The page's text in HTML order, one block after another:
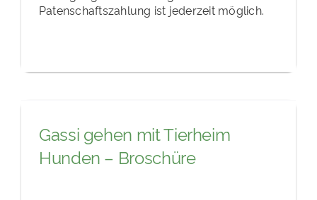
Patenschaftszahlung ist jederzeit möglich.
Gassi gehen mit Tierheim
Hunden – Broschüre